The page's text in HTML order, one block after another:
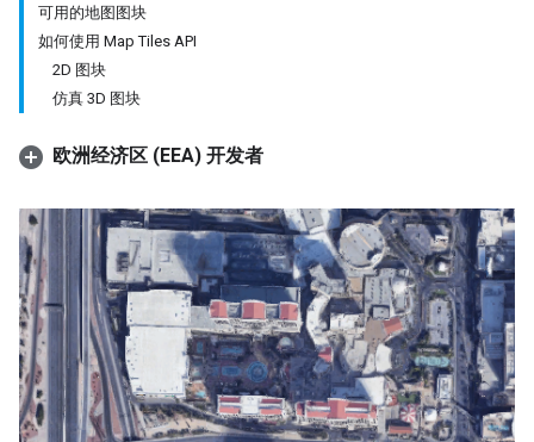
可用的地图图块
如何使用 Map Tiles API
2D 图块
仿真 3D 图块
欧洲经济区 (EEA) 开发者